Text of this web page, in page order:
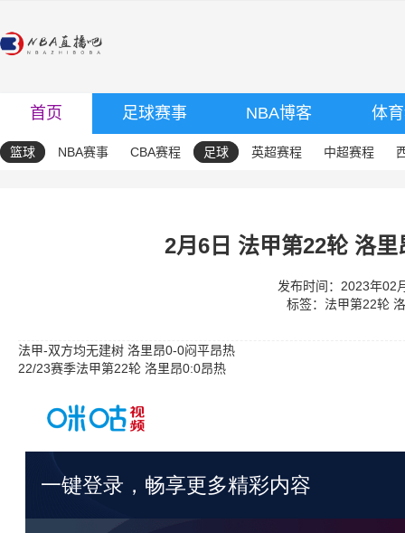
首页 足球赛事 NBA博客 体
篮球 NBA赛事 CBA赛程 足球 英超赛程 中超赛程
2月6日 法甲第22轮 洛
发布时间：2023年02
标签： 法甲第22轮
法甲-双方均无建树 洛里昂0-0闷平昂热
22/23赛季法甲第22轮 洛里昂0:0昂热